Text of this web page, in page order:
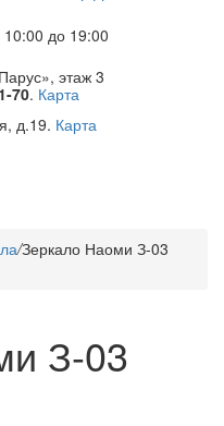
до 19:00
этаж 3
70. Карта
д.19. Карта
/Зеркало Наоми З-03
З-03